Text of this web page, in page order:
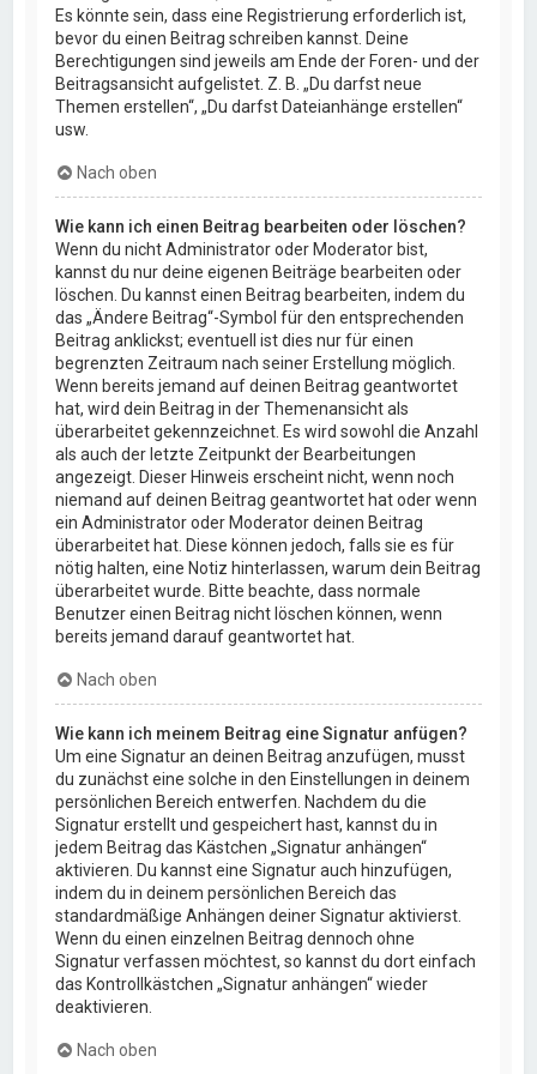
Es könnte sein, dass eine Registrierung erforderlich ist,
bevor du einen Beitrag schreiben kannst. Deine
Berechtigungen sind jeweils am Ende der Foren- und der
Beitragsansicht aufgelistet. Z. B. „Du darfst neue
Themen erstellen“, „Du darfst Dateianhänge erstellen“
usw.
Nach oben
Wie kann ich einen Beitrag bearbeiten oder löschen?
Wenn du nicht Administrator oder Moderator bist,
kannst du nur deine eigenen Beiträge bearbeiten oder
löschen. Du kannst einen Beitrag bearbeiten, indem du
das „Ändere Beitrag“-Symbol für den entsprechenden
Beitrag anklickst; eventuell ist dies nur für einen
begrenzten Zeitraum nach seiner Erstellung möglich.
Wenn bereits jemand auf deinen Beitrag geantwortet
hat, wird dein Beitrag in der Themenansicht als
überarbeitet gekennzeichnet. Es wird sowohl die Anzahl
als auch der letzte Zeitpunkt der Bearbeitungen
angezeigt. Dieser Hinweis erscheint nicht, wenn noch
niemand auf deinen Beitrag geantwortet hat oder wenn
ein Administrator oder Moderator deinen Beitrag
überarbeitet hat. Diese können jedoch, falls sie es für
nötig halten, eine Notiz hinterlassen, warum dein Beitrag
überarbeitet wurde. Bitte beachte, dass normale
Benutzer einen Beitrag nicht löschen können, wenn
bereits jemand darauf geantwortet hat.
Nach oben
Wie kann ich meinem Beitrag eine Signatur anfügen?
Um eine Signatur an deinen Beitrag anzufügen, musst
du zunächst eine solche in den Einstellungen in deinem
persönlichen Bereich entwerfen. Nachdem du die
Signatur erstellt und gespeichert hast, kannst du in
jedem Beitrag das Kästchen „Signatur anhängen“
aktivieren. Du kannst eine Signatur auch hinzufügen,
indem du in deinem persönlichen Bereich das
standardmäßige Anhängen deiner Signatur aktivierst.
Wenn du einen einzelnen Beitrag dennoch ohne
Signatur verfassen möchtest, so kannst du dort einfach
das Kontrollkästchen „Signatur anhängen“ wieder
deaktivieren.
Nach oben